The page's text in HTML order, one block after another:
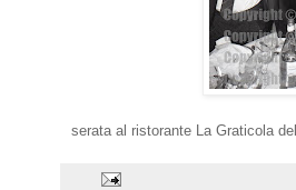
serata al ristorante La Graticola